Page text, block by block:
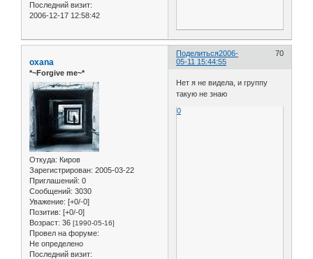
Последний визит:
2006-12-17 12:58:42
Поделиться 70
2006-
05-11 15:44:55
oxana
*~Forgive me~*
Откуда: Киров
Зарегистрирован: 2005-03-22
Приглашений: 0
Сообщений: 3030
Уважение: [+0/-0]
Позитив: [+0/-0]
Возраст: 36 [1990-05-16]
Провел на форуме:
Не определено
Последний визит:
Нет я не видела, и группу
такую не знаю
0